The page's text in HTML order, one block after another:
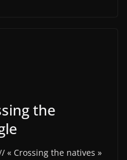
the
« Crossing the natives »